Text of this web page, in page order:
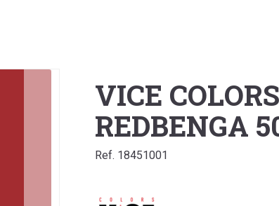
VICE COLORS
REDBENGA
Ref. 18451001